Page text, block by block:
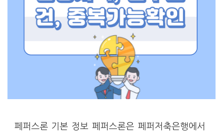
페퍼스론 기본 정보 페퍼스론은 페퍼저축은행에서